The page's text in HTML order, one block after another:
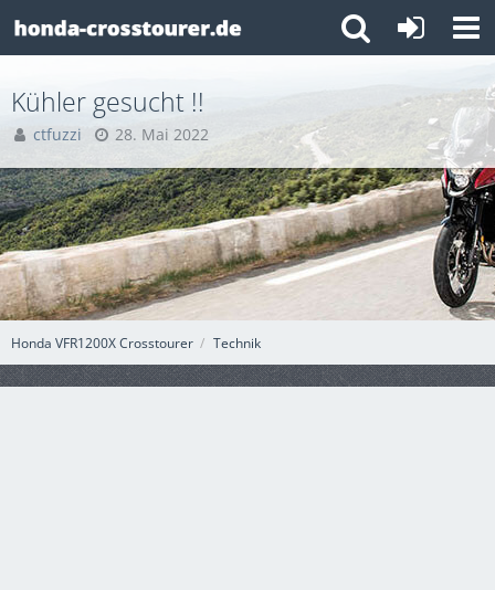
Honda VFR1200X Crosstourer Technik
Kühler gesucht !!
ctfuzzi 28. Mai 2022